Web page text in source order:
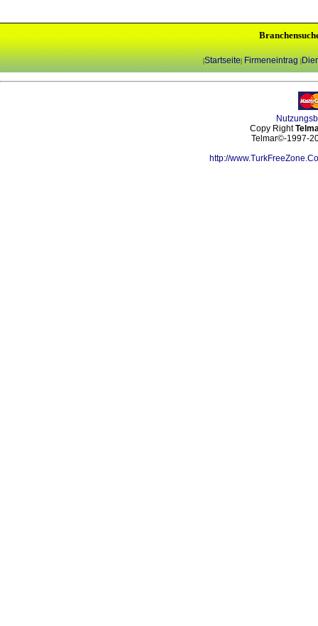
|Startseite| Firmeneintrag |
Copy Right
Telmar©-1997-
http://